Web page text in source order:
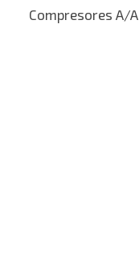
Compresores A/A